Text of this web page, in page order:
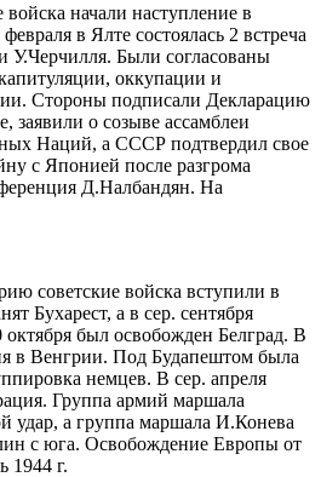
войска начали наступление в
в Ялте состоялась 2 встреча
У.Черчилля. Были согласованы
оккупации и
Стороны подписали Декларацию
заявили о созыве ассамблеи
Наций, а СССР подтвердил свое
с Японией после разгрома
Д.Налбандян. На
советские войска вступили в
Бухарест, а в сер. сентября
был освобожден Белград. В
в Венгрии. Под Будапештом была
немцев. В сер. апреля
Группа армий маршала
удар, а группа маршала И.Конева
с юга. Освобождение Европы от
1944 г.